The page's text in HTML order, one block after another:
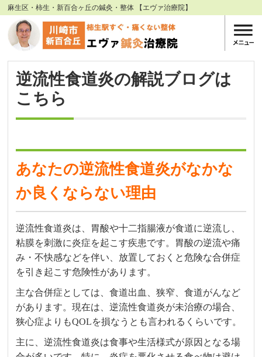
麻生区・柿生・新百合ヶ丘の鍼灸・整体 【エヴァ治療院】
逆流性食道炎の解説ブログは
こちら
あなたの逆流性食道炎がなかな
か良くならない理由
逆流性食道炎は、胃酸や十二指腸液が食道に逆流し、
粘膜を刺激に炎症を起こす疾患です。胃酸の逆流や痛
み・不快感などを伴い、放置しておくと危険な合併症
を引き起こす危険性があります。
主な合併症としては、食道出血、狭窄、食道がんなど
があります。現在は、逆流性食道炎が未治療の場合、
狭心症よりもQOLを損なうとも言われるくらいです。
主に、逆流性食道炎は食事や生活様式が原因となる場